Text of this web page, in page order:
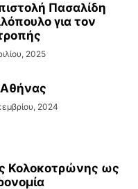
Πασαλίδη
για τον
2025
2024
Κολοκοτρώνης ως